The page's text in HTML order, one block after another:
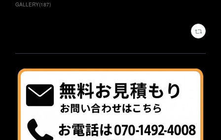
GALLERY(187)